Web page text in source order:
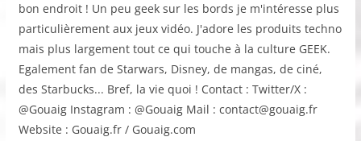
bon endroit ! Un peu geek sur les bords je m'intéresse plus
particulièrement aux jeux vidéo. J'adore les produits techno
mais plus largement tout ce qui touche à la culture GEEK.
Egalement fan de Starwars, Disney, de mangas, de ciné,
des Starbucks... Bref, la vie quoi ! Contact : Twitter/X :
@Gouaig Instagram : @Gouaig Mail : contact@gouaig.fr
Website : Gouaig.fr / Gouaig.com